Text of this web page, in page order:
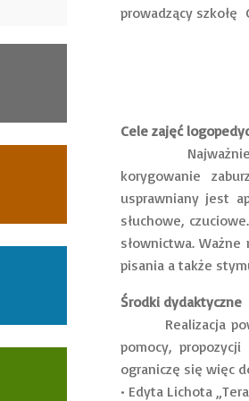
prowadzący
Cele zajęć
korygowanie
usprawniany jest
słuchowe,
słownictwa.
pisania a także
Środki dydaktyczne
Realizacja
pomocy,
ograniczę się więc
• Edyta Lichota